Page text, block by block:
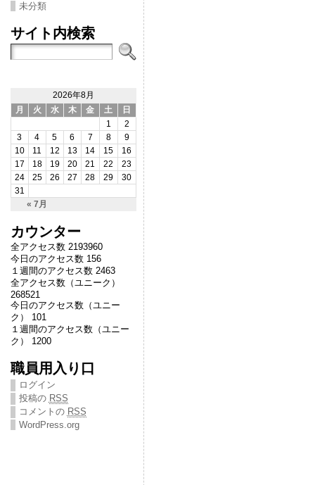
未分類
サイト内検索
2026年8月
月
火 水 木 金 土 日
« 7月
1
2
3
4 5 6 7 8
9
10
11 12 13 14 15
16
17
18 19 20 21 22
23
24
25 26 27 28 29
30
31
カウンター
全アクセス数 2193960
今日のアクセス数 156
１週間のアクセス数 2463
全アクセス数（ユニーク）
268521
今日のアクセス数（ユニー
ク） 101
１週間のアクセス数（ユニー
ク） 1200
職員用入り口
ログイン
投稿の RSS
コメントの RSS
WordPress.org